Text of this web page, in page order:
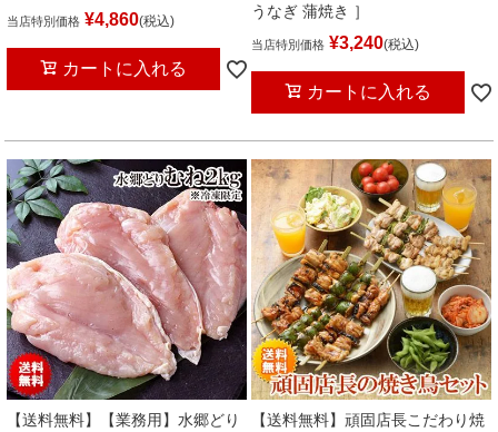
当店特別価格 ¥4,860 税込
カートに入れる
うなぎ 蒲焼き ］
当店特別価格 ¥3,240 税込
カートに入れる
【送料無料】【業務用】水郷どり 【送料無料】頑固店長こだわり焼